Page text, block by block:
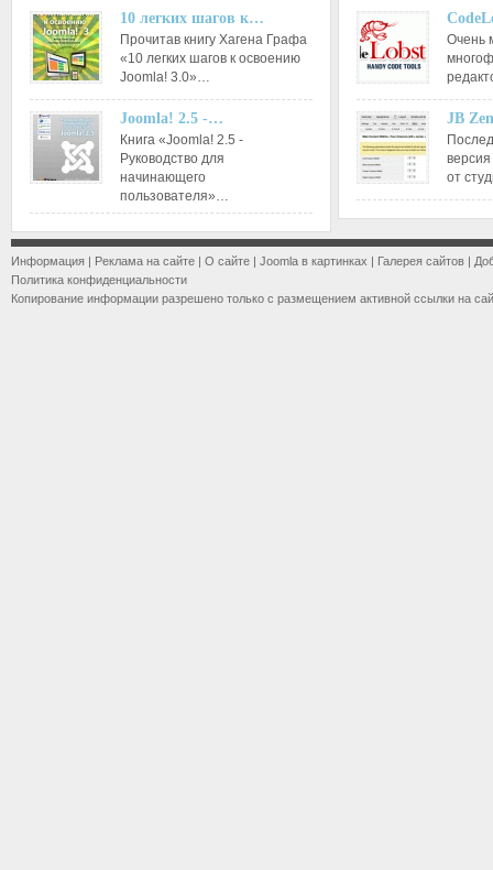
10 легких шагов к…
Прочитав книгу Хагена Графа
«10 легких шагов к освоению
Joomla! 3.0»…
Joomla! 2.5 -…
Книга «Joomla! 2.5 -
Руководство для
начинающего
пользователя»…
Очень
JB
от
Информация | Реклама на сайте | О сайте | Joomla в картинках | Галерея сайтов |
Политика конфиденциальности
Копирование информации разрешено только с размещением активной ссылки на